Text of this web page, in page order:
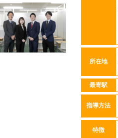
所在地
最寄駅
指導方法
特徴